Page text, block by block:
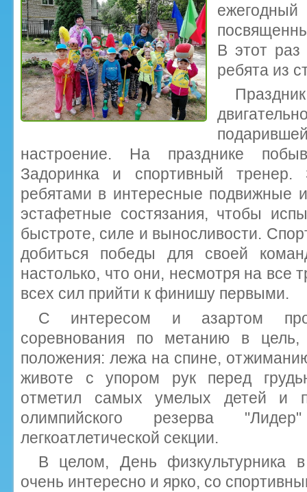
В этот раз
ребята из
настроение. На празднике
Задоринка и спортивный тренер.
ребятами в интересные подвижные
эстафетные состязания, чтобы
быстроте, силе и выносливости.
добиться победы для своей
настолько, что они, несмотря на все
всех сил прийти к финишу первыми.
С интересом и азартом
соревнования по метанию в
положения: лежа на спине,
животе с упором рук перед
отметил самых умелых детей и
олимпийского резерва
легкоатлетической секции.
В целом, День физкультурника
очень интересно и ярко, со